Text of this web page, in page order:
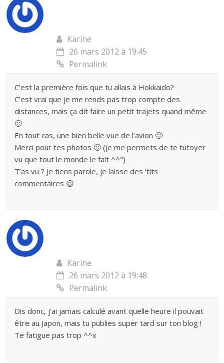
Karine
26 mars 2012 à 19:45
Permalink
C’est la première fois que tu allais à Hokkaido?
C’est vrai que je me rends pas trop compte des
distances, mais ça dit faire un petit trajets quand même
🙂
En tout cas, une bien belle vue de l’avion 🙂
Merci pour tes photos 🙂 (je me permets de te tutoyer
vu que tout le monde le fait ^^")
T’as vu ? Je tiens parole, je laisse des ‘tits
commentaires 😉
Karine
26 mars 2012 à 19:48
Permalink
Dis donc, j’ai jamais calculé avant quelle heure il pouvait
être au Japon, mais tu publies super tard sur ton blog !
Te fatigue pas trop ^^x